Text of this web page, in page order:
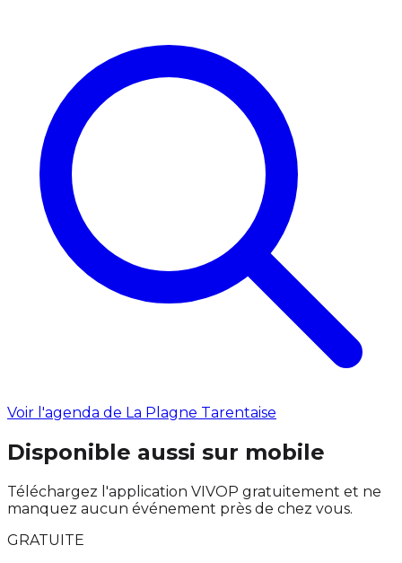
Voir l'agenda de La Plagne Tarentaise
Disponible aussi sur mobile
Téléchargez l'application VIVOP gratuitement et ne
manquez aucun événement près de chez vous.
GRATUITE